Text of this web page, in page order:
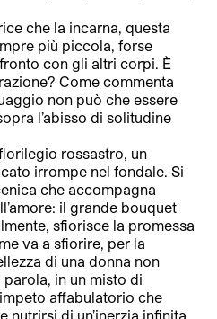
che la incarna, questa
più piccola, forse
con gli altri corpi. È
Come commenta
non può che essere
l’abisso di solitudine
rossastro, un
irrompe nel fondale. Si
che accompagna
il grande bouquet
sfiorisce la promessa
va a sfiorire, per la
di una donna non
in un misto di
affabulatorio che
nutrirsi di un’inerzia infinita